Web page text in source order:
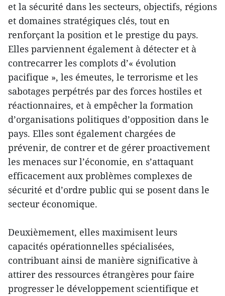
et la sécurité dans les secteurs, objectifs, régions
et domaines stratégiques clés, tout en
renforçant la position et le prestige du pays.
Elles parviennent également à détecter et à
contrecarrer les complots d’« évolution
pacifique », les émeutes, le terrorisme et les
sabotages perpétrés par des forces hostiles et
réactionnaires, et à empêcher la formation
d’organisations politiques d’opposition dans le
pays. Elles sont également chargées de
prévenir, de contrer et de gérer proactivement
les menaces sur l’économie, en s’attaquant
efficacement aux problèmes complexes de
sécurité et d’ordre public qui se posent dans le
secteur économique.
Deuxièmement, elles maximisent leurs
capacités opérationnelles spécialisées,
contribuant ainsi de manière significative à
attirer des ressources étrangères pour faire
progresser le développement scientifique et